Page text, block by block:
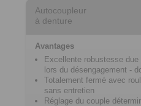
Autocoupleur
à denture
Avantages
Excellente robustesse
lors du désengagement -
Totalement fermé avec
sans entretien
Réglage du couple